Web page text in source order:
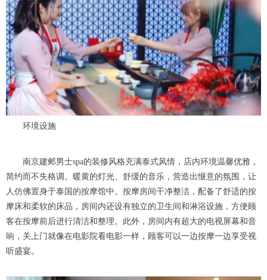
环境设施
南京建邺男士spa的装修风格充满泰式风情，店内环境温馨优雅，
简约而不失格调。暖黄的灯光、舒缓的音乐，营造出惬意的氛围，让
人仿佛置身于泰国的按摩馆中。按摩房间干净整洁，配备了舒适的按
摩床和柔软的床品，房间内还设有独立的卫生间和淋浴设施，方便顾
客在按摩前后进行清洁和整理。此外，房间内有超大的电视屏幕和音
响，关上门就像在电影院看电影一样，顾客可以一边按摩一边享受视
听盛宴。